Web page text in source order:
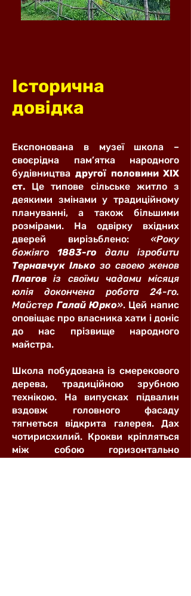
Історична
довідка
Експонована в музеї школа –
своєрідна пам’ятка народного
будівництвадругої половини ХІХ
ст. Це типове сільське житло з
деякими змінами у традиційному
плануванні, а також більшими
розмірами. На одвірку вхідних
дверей вирізьблено: «Року
божіяго 1883-го дали ізробити
Тернавчук Ількозо своею женов
Плаговіз своїми чадами місяця
юлія докончена робота 24-го.
Майстер Галай Юрко». Цей напис
оповіщає про власника хати і доніс
до нас прізвище народного
майстра.
Школа побудована із смерекового
дерева, традиційною зрубною
технікою. На випусках підвалин
вздовж головного фасаду
тягнеться відкрита галерея. Дах
чотирисхилий. Крокви кріпляться
між собою горизонтально